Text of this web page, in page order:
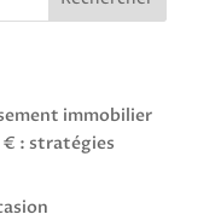
immobilier
€ : stratégies